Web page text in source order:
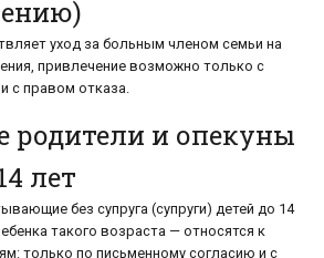
уход за больным членом семьи на
привлечение возможно только с
с правом отказа.
родители и опекуны
лет
без супруга (супруги) детей до 14
такого возраста — относятся к
только по письменному согласию и с